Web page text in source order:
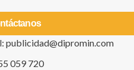
publicidad@dipromin.com
059 720